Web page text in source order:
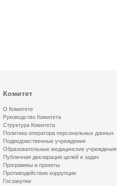
Комитет
О Комитете
Руководство Комитета
Структура Комитета
Политика оператора персональных данных
Подведомственные учреждения
Образовательные медицинские учреждения
Публичная декларация целей и задач
Программы и проекты
Противодействие коррупции
Госзакупки